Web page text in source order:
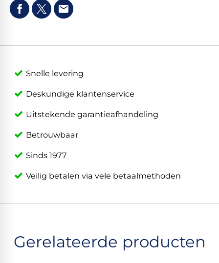
Snelle levering
Deskundige klantenservice
Uitstekende garantieafhandeling
Betrouwbaar
Sinds 1977
Veilig betalen via vele betaalmethoden
Gerelateerde producten